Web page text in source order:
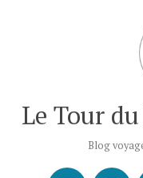
Le Tour
Blog